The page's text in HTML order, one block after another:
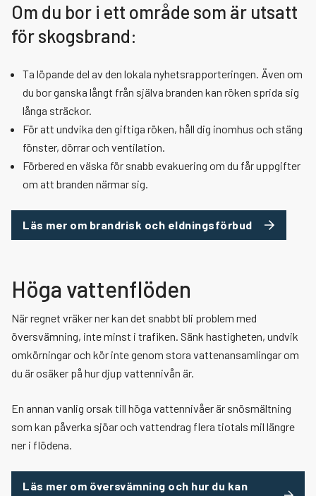
Styrdokument
Anslagstavla
Årsredovisning
Räddningsregion Västra Götaland
Jobba hos oss
Brandman heltid
Brandman deltid
Brandingenjör och brandinspektör
Press och information Växla
Grafisk profil
Nyheter
Blanketter
Personuppgifter, GDPR
Tillgänglighetsredogörelse rtjfyrbodal.se
Visselblåsartjänst
Om du bor i ett område som är utsatt
för skogsbrand:
Ta löpande del av den lokala nyhetsrapporteringen. Även om
du bor ganska långt från själva branden kan röken sprida sig
långa sträckor.
För att undvika den giftiga röken, håll dig inomhus och stäng
fönster, dörrar och ventilation.
Förbered en väska för snabb evakuering om du får uppgifter
om att branden närmar sig.
Läs mer om brandrisk och eldningsförbud
Höga vattenflöden
När regnet vräker ner kan det snabbt bli problem med
översvämning, inte minst i trafiken. Sänk hastigheten, undvik
omkörningar och kör inte genom stora vattenansamlingar om
du är osäker på hur djup vattennivån är.
En annan vanlig orsak till höga vattennivåer är snösmältning
som kan påverka sjöar och vattendrag flera tiotals mil längre
ner i flödena.
Läs mer om översvämning och hur du kan